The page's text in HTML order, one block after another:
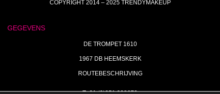
COPYRIGHT 2014 – 2025 TRENDYMAKEUP
GEGEVENS
DE TROMPET 1610
1967 DB HEEMSKERK
ROUTEBESCHRIJVING